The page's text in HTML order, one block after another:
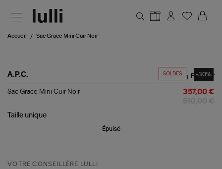
Accueil Sac Grace Mini Cuir Noir
SOLDES -30%
A.P.C.
Sac
Cuir
Partager
Sac Grace Mini Cuir Noir 357,00 €
Taille unique
Épuisé
VOTRE CONSEILLÈRE LULLI